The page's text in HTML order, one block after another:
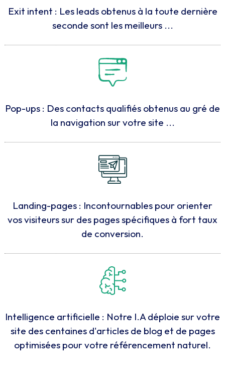
Exit intent : Les leads obtenus à la toute dernière
seconde sont les meilleurs ...
Pop-ups : Des contacts qualifiés obtenus au gré de
la navigation sur votre site ...
Landing-pages : Incontournables pour orienter
vos visiteurs sur des pages spécifiques à fort taux
de conversion.
Intelligence artificielle : Notre I.A déploie sur votre
site des centaines d'articles de blog et de pages
optimisées pour votre référencement naturel.